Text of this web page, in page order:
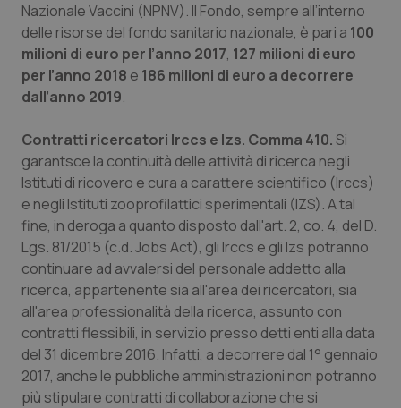
Nazionale Vaccini (NPNV). Il Fondo, sempre all’interno
delle risorse del fondo sanitario nazionale, è pari a 100
milioni di euro per l’anno 2017, 127 milioni di euro
per l’anno 2018 e 186 milioni di euro a decorrere
dall’anno 2019.
Contratti ricercatori Irccs e Izs. Comma 410.Si
garantsce la continuità delle attività di ricerca negli
Istituti di ricovero e cura a carattere scientifico (Irccs)
e negli Istituti zooprofilattici sperimentali (IZS). A tal
fine, in deroga a quanto disposto dall'art. 2, co. 4, del D.
Lgs. 81/2015 (c.d. Jobs Act), gli Irccs e gli Izs potranno
continuare ad avvalersi del personale addetto alla
ricerca, appartenente sia all'area dei ricercatori, sia
all'area professionalità della ricerca, assunto con
contratti flessibili, in servizio presso detti enti alla data
del 31 dicembre 2016. Infatti, a decorrere dal 1° gennaio
2017, anche le pubbliche amministrazioni non potranno
più stipulare contratti di collaborazione che si
_ga_KM60CM4NPH .quotidianosanita.it
1
Nome
Fornitore/
Dominio
Scadenza
_ga_0VMQEQKQ1N .quotidianosanita.it
1 anno 1
mese
cookie
da Google
lo stato
della
Nome Fornitore /Dominio Scadenza
VISITOR_INFO1_LIVE
Google LLC
.youtube.com
5 mesi 4
settimane